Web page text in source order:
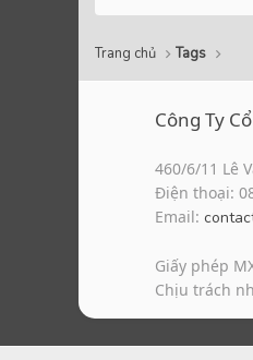
Trang chủ Tags
Công Ty
460/6/11 Lê
Điện thoại:
Email:
Giấy phép
Chịu trách